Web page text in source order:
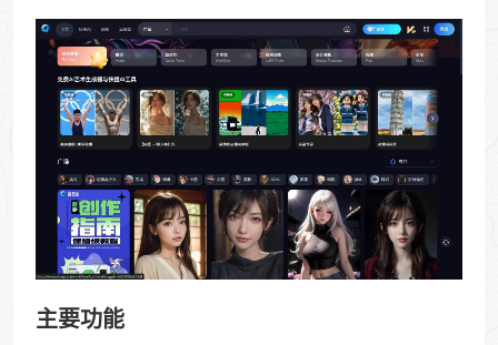
主要功能